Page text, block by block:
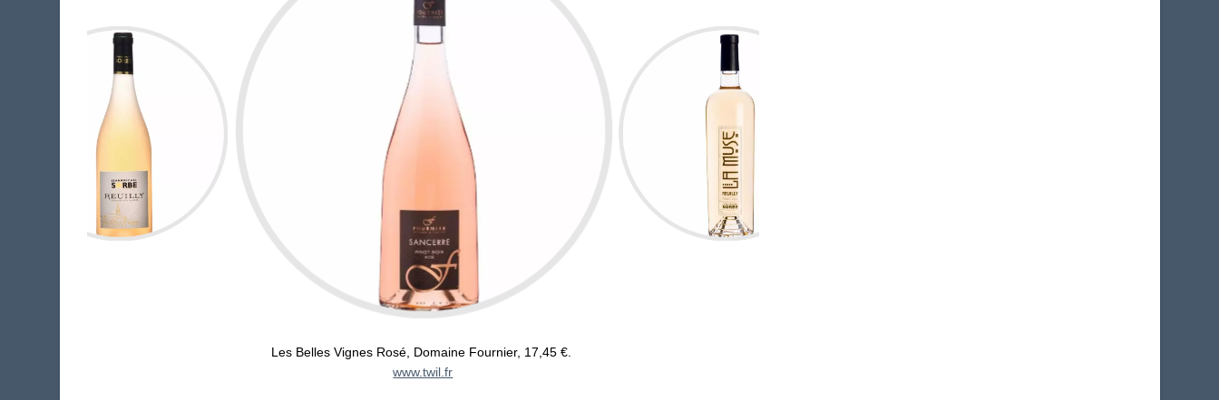
Les Belles Vignes Rosé, Domaine Fournier, 17,45 €.
www.twil.fr